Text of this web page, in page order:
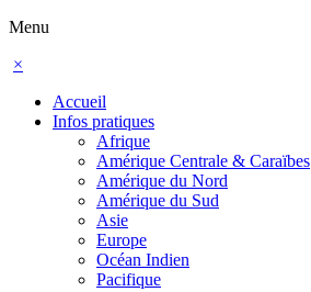
Menu
×
Accueil
Infos pratiques
Afrique
Amérique Centrale & Caraïbes
Amérique du Nord
Amérique du Sud
Asie
Europe
Océan Indien
Pacifique